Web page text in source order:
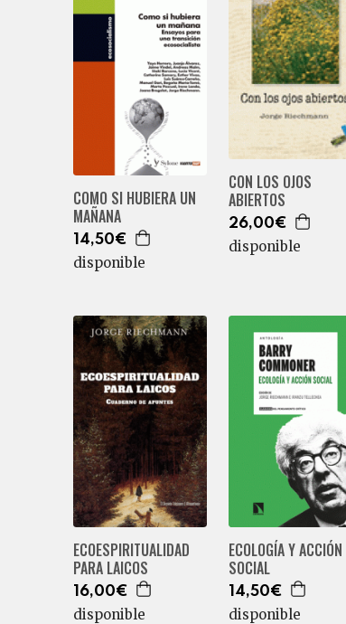
COMO SI HUBIERA UN
MAÑANA
14,50€
disponible
CON LOS OJOS
ABIERTOS
26,00€
disponible
ECOESPIRITUALIDAD
PARA LAICOS
16,00€
disponible
ECOLOGÍA Y ACCIÓN
SOCIAL
14,50€
disponible